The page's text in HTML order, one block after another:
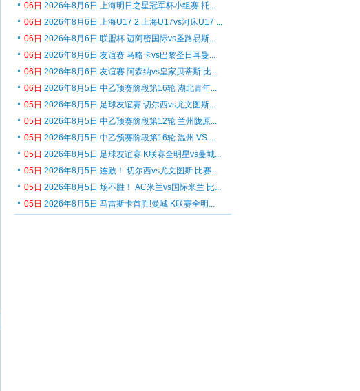
06日 2026年8月6日 上海明日之星冠军杯小组赛 托...
06日 2026年8月6日 上海U17 2 上海U17vs河床U17 ...
06日 2026年8月6日 联盟杯 迈阿密国际vs圣路易斯...
06日 2026年8月6日 友谊赛 马略卡vs巴黎圣日耳曼...
06日 2026年8月6日 友谊赛 阿森纳vs皇家贝蒂斯 比...
06日 2026年8月5日 中乙预赛阶段第16轮 湖北青年...
05日 2026年8月5日 足球友谊赛 切尔西vs尤文图斯...
05日 2026年8月5日 中乙预赛阶段第12轮 兰州陇原...
05日 2026年8月5日 中乙预赛阶段第16轮 温州 VS ...
05日 2026年8月5日 足球友谊赛 K联赛全明星vs曼城...
05日 2026年8月5日 连败！ 切尔西vs尤文图斯 比赛...
05日 2026年8月5日 场不胜！ AC米兰vs国际米兰 比...
05日 2026年8月5日 马雷斯卡首胜!曼城 K联赛全明...